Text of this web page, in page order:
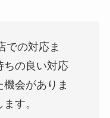
での対応ま
ちの良い対応
会がありま
す。